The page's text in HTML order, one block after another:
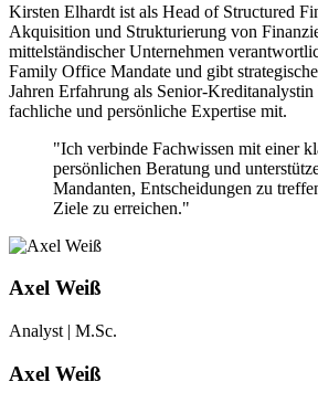
Kirsten Elhardt ist als Head of Structured
Akquisition und Strukturierung von
mittelständischer Unternehmen
Family Office Mandate und gibt
Jahren Erfahrung als Senior-Kreditanalystin
fachliche und persönliche Expertise mit.
"Ich verbinde Fachwissen mit einer
persönlichen Beratung und
Mandanten, Entscheidungen zu
Ziele zu erreichen."
Axel Weiß
Analyst | M.Sc.
Axel Weiß